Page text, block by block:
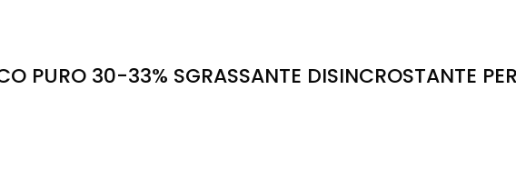
PURO 30-33% SGRASSANTE DISINCROSTANTE